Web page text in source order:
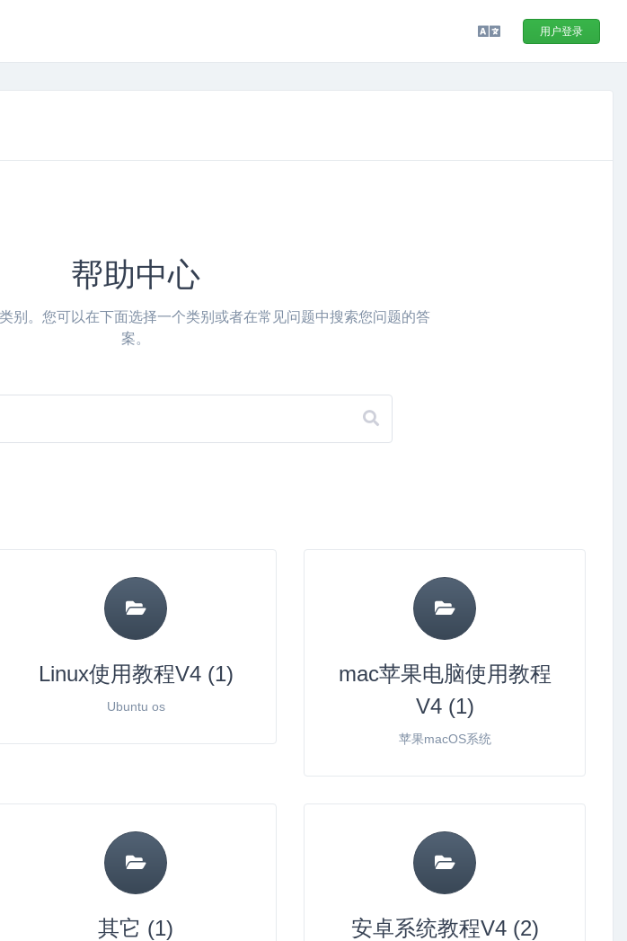
用户登录
帮助中心
别。您可以在下面选择一个类别或者在常见问题中搜索您问题的答
案。
Linux使用教程V4 (1)
Ubuntu os
mac苹果电脑使用教程
V4 (1)
苹果macOS系统
其它 (1) 安卓系统教程V4 (2)